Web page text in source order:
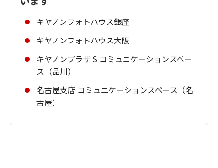
キヤノンフォトハウス銀座
キヤノンフォトハウス大阪
キヤノンプラザ S コミュニケーションスペー
ス（品川）
名古屋支店 コミュニケーションスペース（名
古屋）